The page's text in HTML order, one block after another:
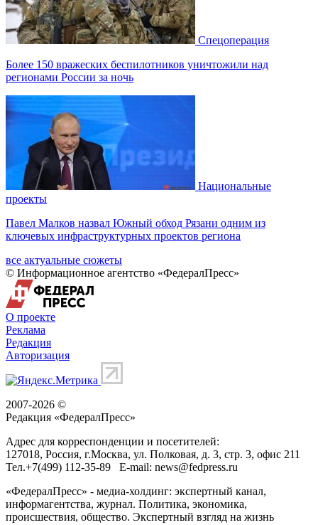
Спецоперация
Более 150 вражеских беспилотников уничтожили над
регионами России за ночь
Национальные
проекты
Павел Малков назвал Южный обход Рязани одним из
ключевых инфраструктурных проектов региона
все актуальные сюжеты
© Информационное агентство «ФедералПресс»
О проекте
Реклама
Редакция
Авторизация
2007-2026 ©
Редакция «ФедералПресс»
Адрес для корреспонденции и посетителей:
127018, Россия, г.Москва, ул. Полковая, д. 3, стр. 3, офис 211
Тел.+7(499) 112-35-89 E-mail: news@fedpress.ru
«ФедералПресс» - медиа-холдинг: экспертный канал,
информагентства, журнал. Политика, экономика,
происшествия, общество. Экспертный взгляд на жизнь